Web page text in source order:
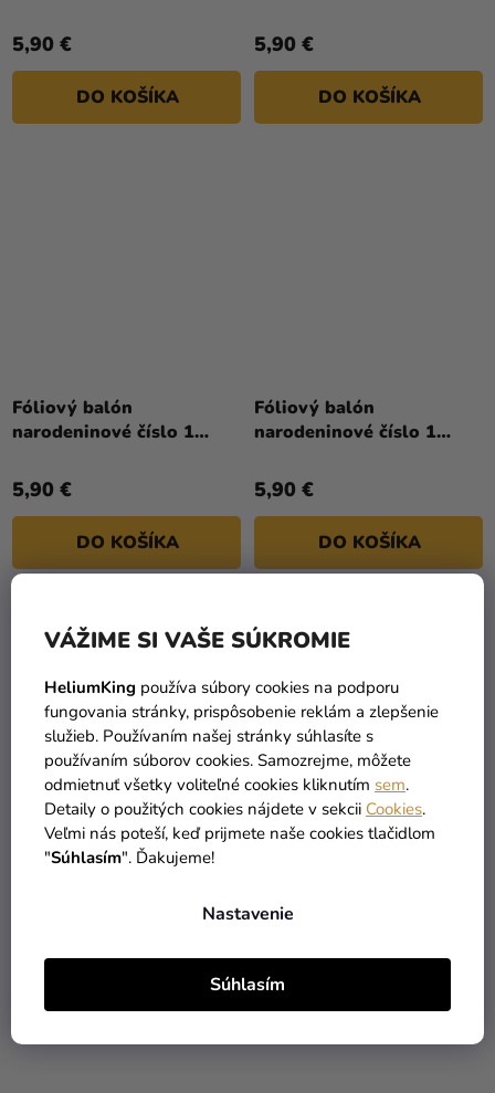
VÁŽIME SI VAŠE SÚKROMIE
HeliumKing používa súbory cookies na podporu
fungovania stránky, prispôsobenie reklám a zlepšenie
služieb. Používaním našej stránky súhlasíte s
používaním súborov cookies. Samozrejme, môžete
odmietnuť všetky voliteľné cookies kliknutím sem.
Detaily o použitých cookies nájdete v sekcii Cookies.
Veľmi nás poteší, keď prijmete naše cookies tlačidlom
"Súhlasím". Ďakujeme!
Nastavenie
Súhlasím
5,90 €
DO KOŠÍKA
klobúčikom 86 cm
5,90 €
DO KOŠÍKA
Fóliový balón
narodeninové číslo 1
5,90 €
DO KOŠÍKA
Fóliový balón
narodeninové číslo 1
5,90 €
DO KOŠÍKA
Fóliový balón
pastelovo-zelený 72 cm
ružovo-zlatý 86 cm